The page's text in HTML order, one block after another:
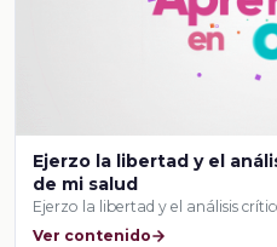
Ejerzo la libertad y el
de mi salud
Ejerzo la libertad y el análisis
Ver contenido